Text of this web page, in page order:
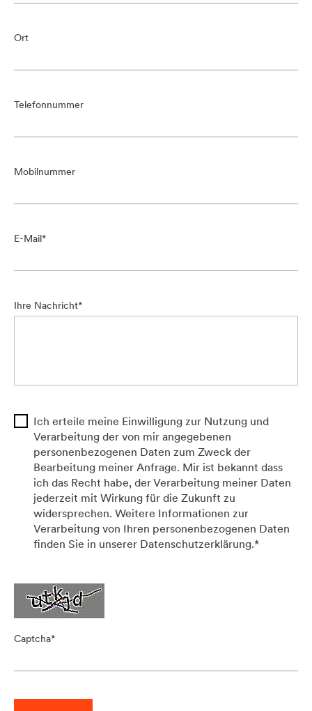
Ort
Telefonnummer
Mobilnummer
E-Mail
Ihre Nachricht
Ich erteile meine Einwilligung zur Nutzung und
Verarbeitung der von mir angegebenen
personenbezogenen Daten zum Zweck der
Bearbeitung meiner Anfrage. Mir ist bekannt dass
ich das Recht habe, der Verarbeitung meiner Daten
jederzeit mit Wirkung für die Zukunft zu
widersprechen. Weitere Informationen zur
Verarbeitung von Ihren personenbezogenen Daten
finden Sie in unserer Datenschutzerklärung.*
Captcha